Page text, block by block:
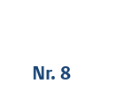
Nr. 8